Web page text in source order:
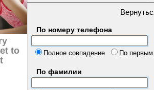
По номеру телефона
Полное совпадение
По
По фамилии